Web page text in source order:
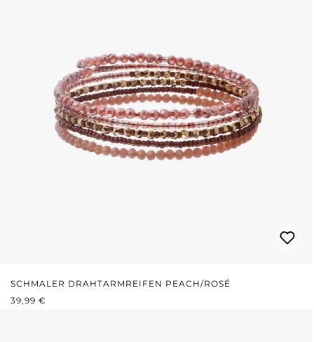
SCHMALER DRAHTARMREIFEN PEACH/ROSÉ
REGULÄRER PREIS:
39,99 €